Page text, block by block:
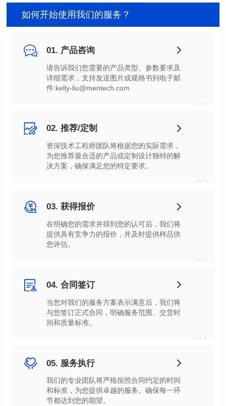
如何开始使用我们的服务？
01. 产品咨询
件:kelly-liu@mentech.com
02. 推荐/定制
决方案，确保满足您的特定要求。
03. 获得报价
您评估。
04. 合同签订
间和质量标准。
05. 服务执行
节都达到您的期望。